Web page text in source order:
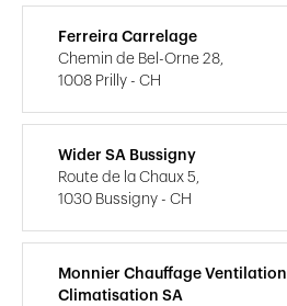
Ferreira Carrelage
Chemin de Bel-Orne 28,
1008 Prilly - CH
Wider SA Bussigny
Route de la Chaux 5,
1030 Bussigny - CH
Monnier Chauffage Ventilation
Climatisation SA